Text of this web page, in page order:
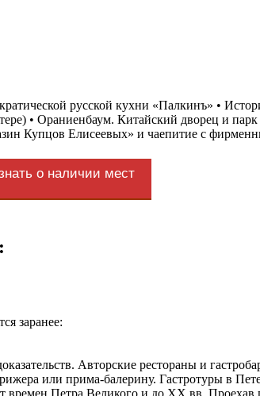
русской кухни «Палкинъ» •
• Ораниенбаум. Китайский дворец и парк
Купцов Елисеевых» и чаепитие с
о наличии мест
заранее:
Авторские рестораны и
или прима-балерину. Гастротуры в
времен Петра Великого и до XX вв.